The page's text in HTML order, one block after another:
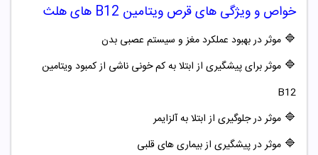
خواص و ویژگی هایقرص ویتامین B12 های هلث
🔷 موثر در بهبود عملکرد مغز و سیستم عصبی بدن
🔷 موثر برای پیشگیری از ابتلا به کم خونی ناشی از کمبود ویتامین
B12
🔷 موثر در جلوگیری از ابتلا به آلزایمر
🔷 موثر در پیشگیری از بیماری های قلبی